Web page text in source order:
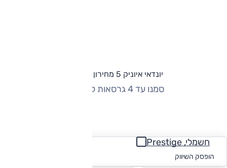
יונדאי איוניק 5 מחירון וגרסאות
סמנו עד 4 גרסאות להשוואה
חשמלי, Prestige
הופסק השיווק